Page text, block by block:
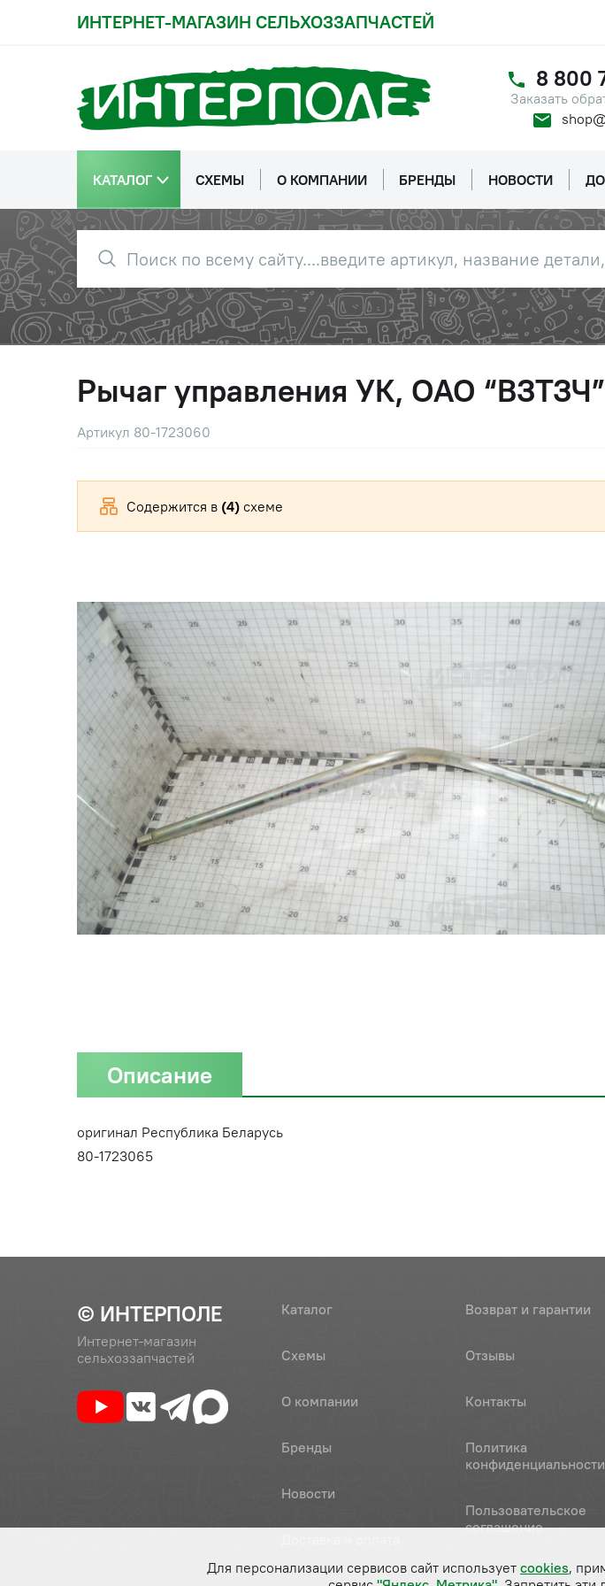
ИНТЕРНЕТ-МАГАЗИН СЕЛЬХОЗЗАПЧАСТЕЙ
8 800
Заказать
КАТАЛОГ СХЕМЫ О КОМПАНИИ БРЕНДЫ НОВОСТИ
Рычаг управления УК, ОАО “ВЗТЗЧ”
Артикул 80-1723060
Содержится в (4) схеме
Описание
оригинал Республика Беларусь
80-1723065
© ИНТЕРПОЛЕ
Интернет-магазин
сельхоззапчастей
Каталог
Схемы
О компании
Бренды
Новости
Возврат и гарантии
Отзывы
Контакты
Политика
конфиденциальности
Пользовательское
соглашение
Для персонализации сервисов сайт использует cookies,